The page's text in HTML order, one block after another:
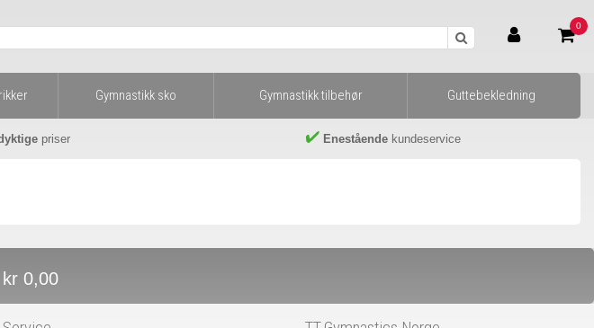
0
Gymnastikk sko Gymnastikk tilbehør Guttebekledning
priser Enestående kundeservice
kr 0,00